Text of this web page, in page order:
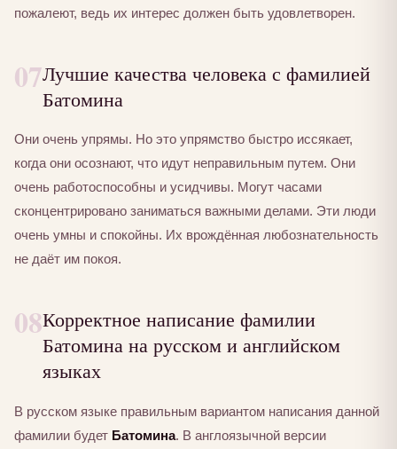
пожалеют, ведь их интерес должен быть удовлетворен.
07Лучшие качества человека с фамилией
Батомина
Они очень упрямы. Но это упрямство быстро иссякает,
когда они осознают, что идут неправильным путем. Они
очень работоспособны и усидчивы. Могут часами
сконцентрировано заниматься важными делами. Эти люди
очень умны и спокойны. Их врождённая любознательность
не даёт им покоя.
08Корректное написание фамилии
Батомина на русском и английском
языках
В русском языке правильным вариантом написания данной
фамилии будет Батомина. В англоязычной версии